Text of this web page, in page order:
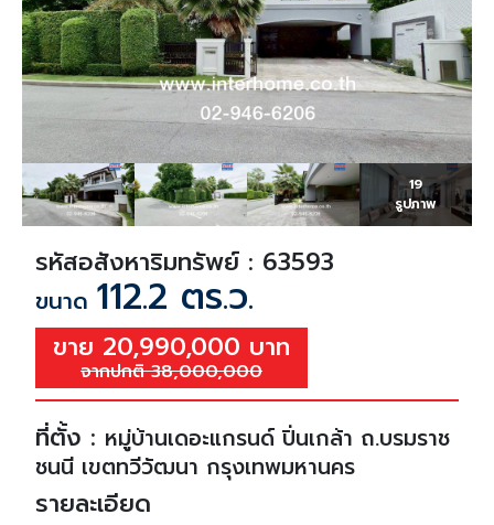
19
รูปภาพ
รหัสอสังหาริมทรัพย์ : 63593
ขนาด 112.2 ตร.ว.
ขาย 20,990,000 บาท
จากปกติ 38,000,000
ที่ตั้ง : หมู่บ้านเดอะแกรนด์ ปิ่นเกล้า ถ.บรมราช
ชนนี เขตทวีวัฒนา กรุงเทพมหานคร
รายละเอียด